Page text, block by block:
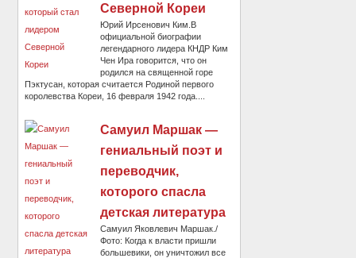
Северной Кореи
Юрий Ирсенович Ким.В
официальной биографии
легендарного лидера КНДР Ким
Чен Ира говорится, что он
родился на священной горе
Пэктусан, которая считается Родиной первого
королевства Кореи, 16 февраля 1942 года....
Самуил Маршак —
гениальный поэт и
переводчик,
которого спасла
детская литература
Самуил Яковлевич Маршак./
Фото: Когда к власти пришли
большевики, он уничтожил все